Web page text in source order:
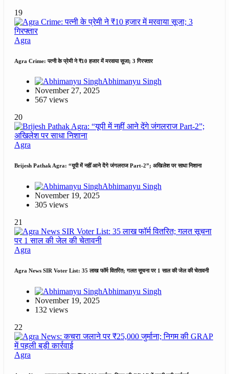
19
Agra
Agra Crime: पत्नी के प्रेमी ने ₹10 हजार में मरवाया सूजा; 3 गिरफ्तार
Abhimanyu Singh
November 27, 2025
567 views
20
Agra
Brijesh Pathak Agra: “यूपी में नहीं आने देंगे जंगलराज Part-2”; अखिलेश पर साधा निशाना
Abhimanyu Singh
November 19, 2025
305 views
21
Agra
Agra News SIR Voter List: 35 लाख फॉर्म वितरित; गलत सूचना पर 1 साल की जेल की चेतावनी
Abhimanyu Singh
November 19, 2025
132 views
22
Agra